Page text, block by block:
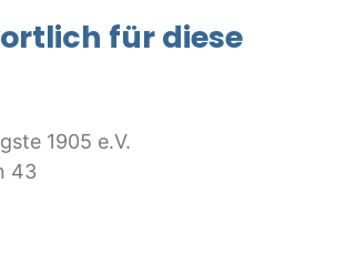
für diese
1905 e.V.
43